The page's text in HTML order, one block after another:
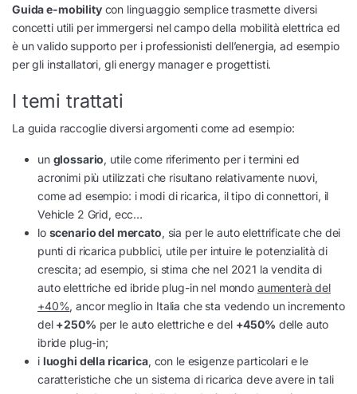
Guida e-mobilitycon linguaggio semplice trasmette diversi
concetti utili per immergersi nel campo della mobilità elettrica ed
è un valido supporto per i professionisti dell’energia, ad esempio
per gli installatori, gli energy manager e progettisti.
I temi trattati
La guida raccoglie diversi argomenti come ad esempio:
un glossario, utile come riferimento per i termini ed
acronimi più utilizzati che risultano relativamente nuovi,
come ad esempio: i modi di ricarica, il tipo di connettori, il
Vehicle 2 Grid, ecc…
lo scenario del mercato, sia per le auto elettrificate che dei
punti di ricarica pubblici, utile per intuire le potenzialità di
crescita; ad esempio, si stima che nel 2021 la vendita di
auto elettriche ed ibride plug-in nel mondo aumenterà del
+40%, ancor meglio in Italia che sta vedendo un incremento
del +250% per le auto elettriche e del +450% delle auto
ibride plug-in;
i luoghi della ricarica, con le esigenze particolari e le
caratteristiche che un sistema di ricarica deve avere in tali